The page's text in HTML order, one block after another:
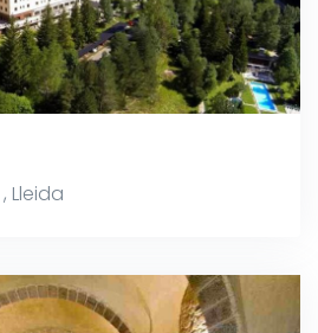
, Lleida